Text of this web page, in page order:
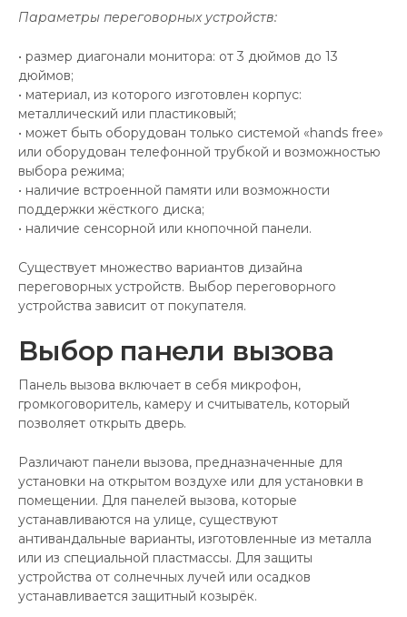
Параметры переговорных устройств:
• размер диагонали монитора: от 3 дюймов до 13
дюймов;
• материал, из которого изготовлен корпус:
металлический или пластиковый;
• может быть оборудован только системой «hands free»
или оборудован телефонной трубкой и возможностью
выбора режима;
• наличие встроенной памяти или возможности
поддержки жёсткого диска;
• наличие сенсорной или кнопочной панели.
Существует множество вариантов дизайна
переговорных устройств. Выбор переговорного
устройства зависит от покупателя.
Выбор панели вызова
Панель вызова включает в себя микрофон,
громкоговоритель, камеру и считыватель, который
позволяет открыть дверь.
Различают панели вызова, предназначенные для
установки на открытом воздухе или для установки в
помещении. Для панелей вызова, которые
устанавливаются на улице, существуют
антивандальные варианты, изготовленные из металла
или из специальной пластмассы. Для защиты
устройства от солнечных лучей или осадков
устанавливается защитный козырёк.